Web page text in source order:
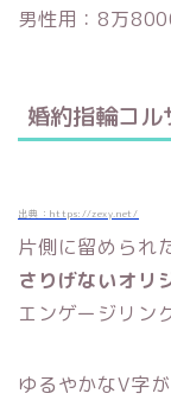
男性用：8万
婚約指輪コル
出典：https://zexy.net/
片側に留められ
さりげないオリ
エンゲージリング
ゆるやかなV字が